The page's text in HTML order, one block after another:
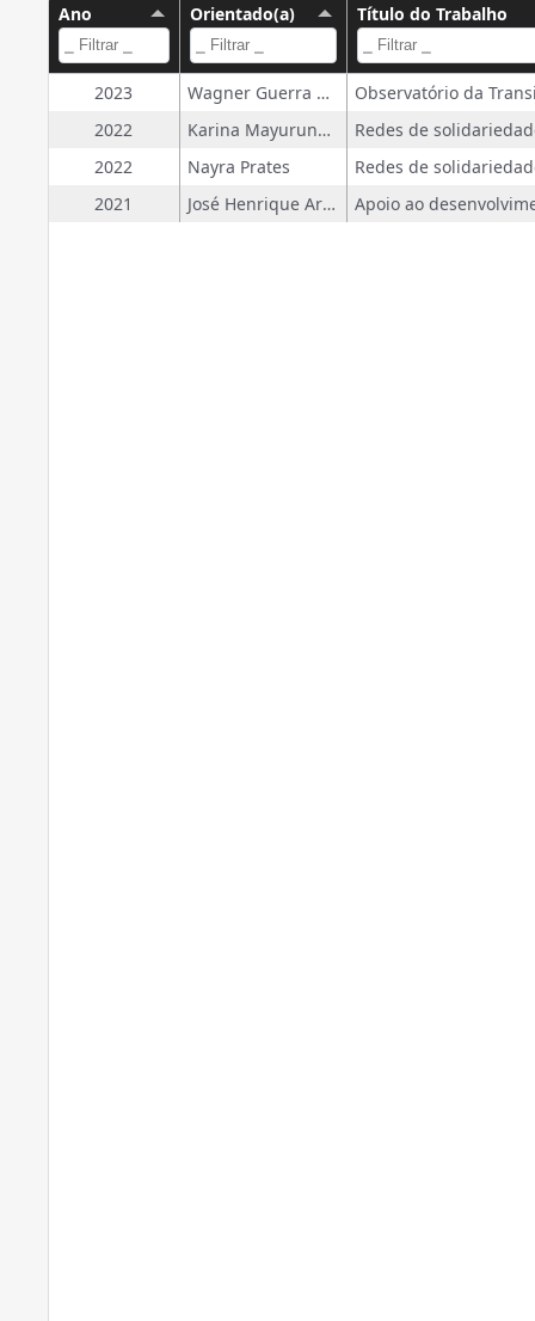
Ano Orientado(a) Título do Trabalho
2023
Wagner Guerra De Oliveira Junior
2022
Karina Mayuruna Wadick
2022
Nayra Prates
2021
José Henrique Araújo De Oliveira